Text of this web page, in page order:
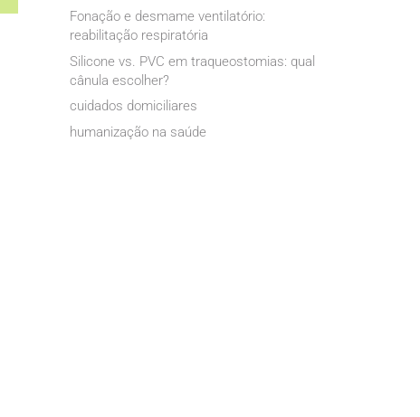
Fonação e desmame ventilatório:
reabilitação respiratória
Silicone vs. PVC em traqueostomias: qual
cânula escolher?
cuidados domiciliares
humanização na saúde